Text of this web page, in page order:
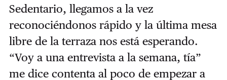
Sedentario, llegamos a la vez
reconociéndonos rápido y la última mesa
libre de la terraza nos está esperando.
“Voy a una entrevista a la semana, tía”
me dice contenta al poco de empezar a